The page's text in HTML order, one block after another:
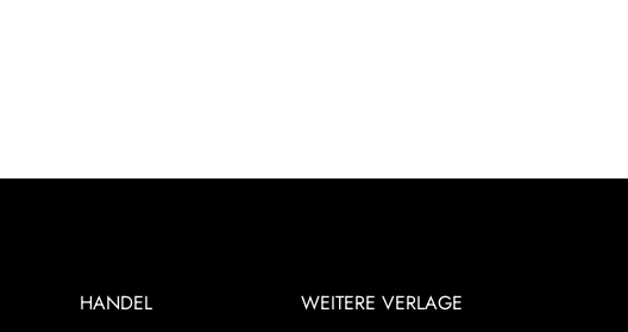
HANDEL WEITERE VERLAGE